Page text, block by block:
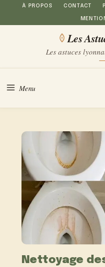
Aller
au
À PROPOS CONTACT
Les
Les astuces
Menu
Nettoyage